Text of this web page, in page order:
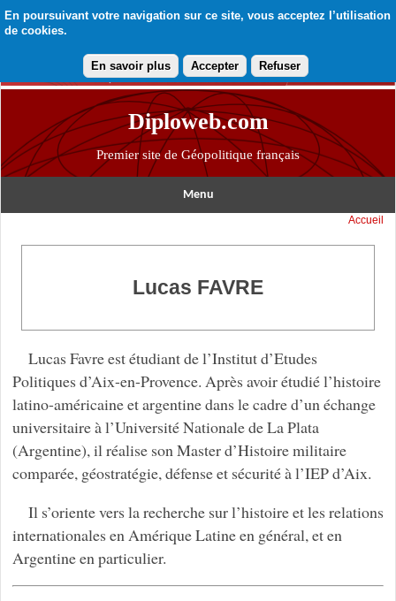
En poursuivant votre navigation sur ce site, vous acceptez l’utilisation
de cookies.
En savoir plus Accepter Refuser
Diploweb.com
Premier site de Géopolitique français
Menu
Accueil
Lucas FAVRE
Lucas Favre est étudiant de l’Institut d’Etudes
Politiques d’Aix-en-Provence. Après avoir étudié l’histoire
latino-américaine et argentine dans le cadre d’un échange
universitaire à l’Université Nationale de La Plata
(Argentine), il réalise son Master d’Histoire militaire
comparée, géostratégie, défense et sécurité à l’IEP d’Aix.
Il s’oriente vers la recherche sur l’histoire et les relations
internationales en Amérique Latine en général, et en
Argentine en particulier.